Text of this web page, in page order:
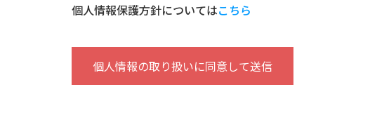
個人情報保護方針についてはこちら